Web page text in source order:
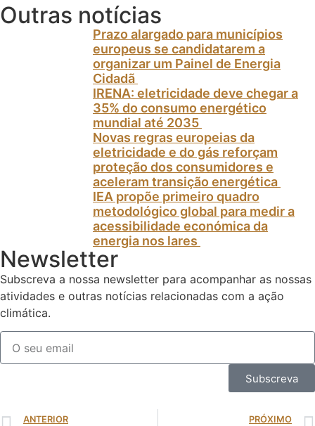
Outras notícias
Prazo alargado para municípios
europeus se candidatarem a
organizar um Painel de Energia
Cidadã
IRENA: eletricidade deve chegar a
35% do consumo energético
mundial até 2035
Novas regras europeias da
eletricidade e do gás reforçam
proteção dos consumidores e
aceleram transição energética
IEA propõe primeiro quadro
metodológico global para medir a
acessibilidade económica da
energia nos lares
Newsletter
Subscreva a nossa newsletter para acompanhar as nossas
atividades e outras notícias relacionadas com a ação
climática.
Subscreva
ANTERIOR PRÓXIMO